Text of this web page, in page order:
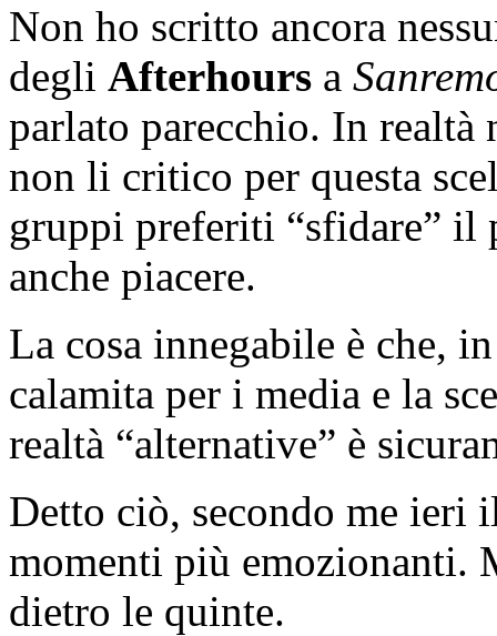
Non ho scritto ancora
degli Afterhours a
parlato parecchio. In
non li critico per questa
gruppi preferiti “sfidare” il
anche piacere.
La cosa innegabile è che,
calamita per i media e la
realtà “alternative” è
Detto ciò, secondo me ieri
momenti più emozionanti.
dietro le quinte.